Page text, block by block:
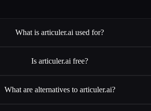
What is articuler.ai used for?
Is articuler.ai free?
What are alternatives to articuler.ai?